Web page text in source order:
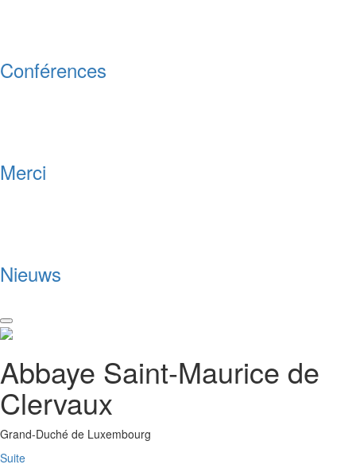
Conférences
Merci
Nieuws
Toggle
navigation
Abbaye Saint-Maurice de
Clervaux
Grand-Duché de Luxembourg
Suite